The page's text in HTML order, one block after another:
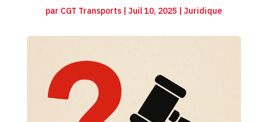
par CGT Transports |Juil 10, 2025 |Juridique